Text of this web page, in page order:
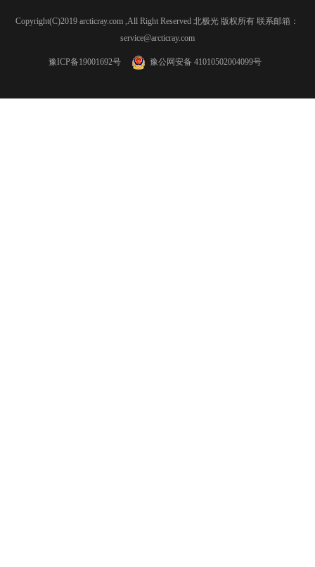
Copyright(C)2019 arcticray.com ,All Right Reserved 北极光 版权所有 联系邮箱：
service@arcticray.com
豫ICP备19001692号 豫公网安备 41010502004099号